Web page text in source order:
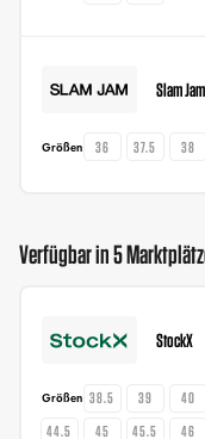
Slam Jam
Größen 36 37.5 38
Verfügbar in 5
StockX
Größen 38.5 39 40
44.5
45 45.5 46